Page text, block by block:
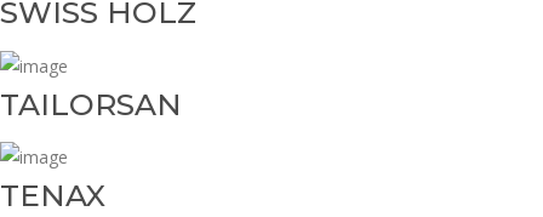
SWISS HOLZ
TAILORSAN
TENAX